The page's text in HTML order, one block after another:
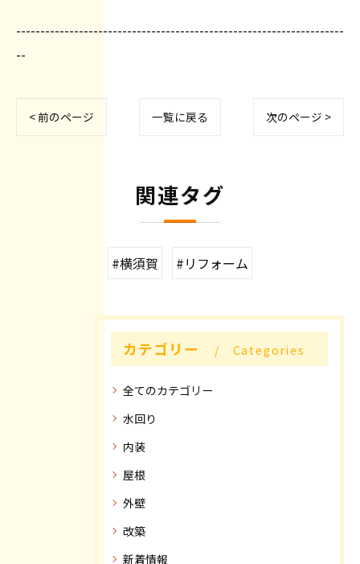
--------------------------------------------------------------------
--
< 前のページ 一覧に戻る 次のページ >
関連タグ
#横須賀 #リフォーム
カテゴリー Categories
全てのカテゴリー
水回り
内装
屋根
外壁
改築
新着情報